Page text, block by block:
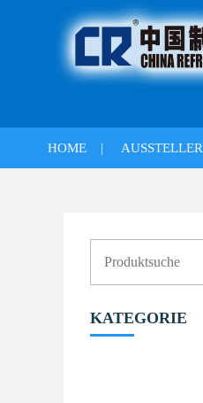
HOME | AUSSTELLER
KATEGORIE